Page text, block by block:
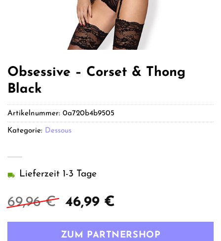
Obsessive – Corset & Thong
Black
69,96€
Ursprünglicher
war:
46,99 €Aktueller
ist:
Lieferzeit 1-3 Tage
ZUM PARTNERSHOP
Artikelnummer: 0a720b4b9505
Kategorie: Dessous